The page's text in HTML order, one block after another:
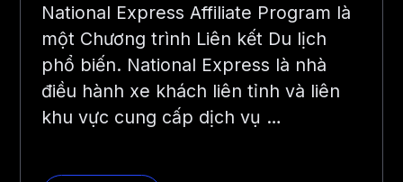
National Express Affiliate Program là
một Chương trình Liên kết Du lịch
phổ biến. National Express là nhà
điều hành xe khách liên tỉnh và liên
khu vực cung cấp dịch vụ …